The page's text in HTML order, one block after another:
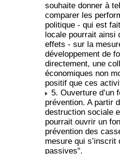
souhaite donner à
comparer les
politique - qui est
locale pourrait ainsi
effets - sur la
développement de
directement, une
économiques non
positif que ces
5. Ouverture
prévention. A partir
destruction sociale
pourrait ouvrir un
prévention des
mesure qui s’inscrit
passives".